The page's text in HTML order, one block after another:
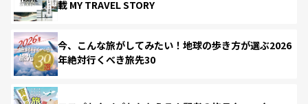
載 MY TRAVEL STORY
今、こんな旅がしてみたい！地球の歩き方が選ぶ2026
年絶対行くべき旅先30